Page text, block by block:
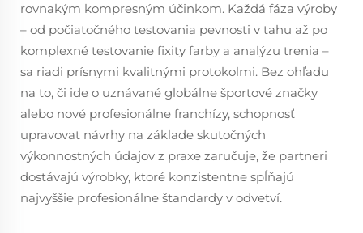
rovnakým kompresným účinkom. Každá fáza výroby
– od počiatočného testovania pevnosti v ťahu až po
komplexné testovanie fixity farby a analýzu trenia –
sa riadi prísnymi kvalitnými protokolmi. Bez ohľadu
na to, či ide o uznávané globálne športové značky
alebo nové profesionálne franchízy, schopnosť
upravovať návrhy na základe skutočných
výkonnostných údajov z praxe zaručuje, že partneri
dostávajú výrobky, ktoré konzistentne spĺňajú
najvyššie profesionálne štandardy v odvetví.